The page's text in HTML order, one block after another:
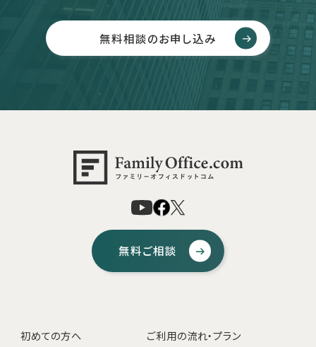
無料相談のお申し込み
無料ご相談
初めての方へ
ご利用の流れ・プラン